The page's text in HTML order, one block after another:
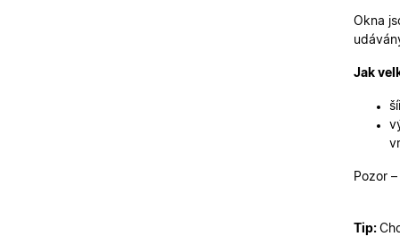
Okna
Jak
Pozor
Tip:
X-Inspishop-User-
X-Inspishop-Guest-